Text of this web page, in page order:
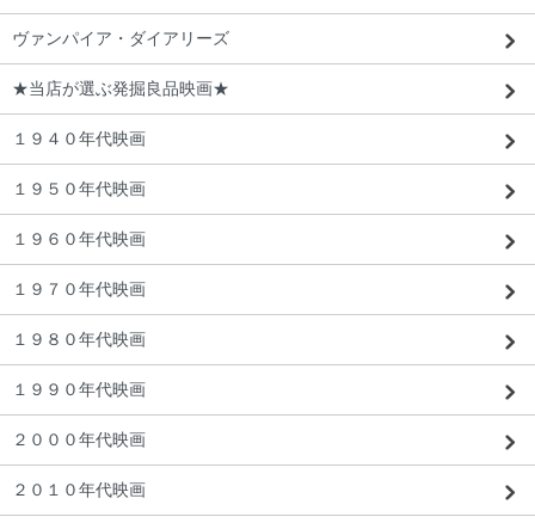
東京都 R・K様 「映画で見ていたものそ
っくり。本当に嬉しいです。」
ヴァンパイア・ダイアリーズ
★当店が選ぶ発掘良品映画★
１９４０年代映画
１９５０年代映画
１９６０年代映画
１９７０年代映画
１９８０年代映画
１９９０年代映画
２０００年代映画
２０１０年代映画